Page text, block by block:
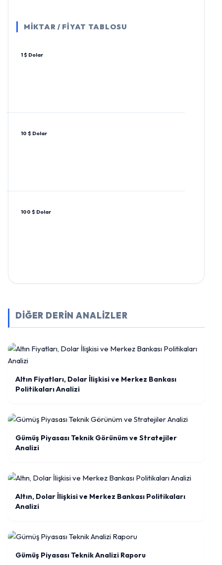
MİKTAR / FİYAT TABLOSU
1 $ Dolar
10 $ Dolar
100 $ Dolar
DİĞER DERİN ANALİZLER
Altın Fiyatları, Dolar İlişkisi ve Merkez Bankası
Politikaları Analizi
Gümüş Piyasası Teknik Görünüm ve Stratejiler
Analizi
Altın, Dolar İlişkisi ve Merkez Bankası Politikaları
Analizi
Gümüş Piyasası Teknik Analizi Raporu